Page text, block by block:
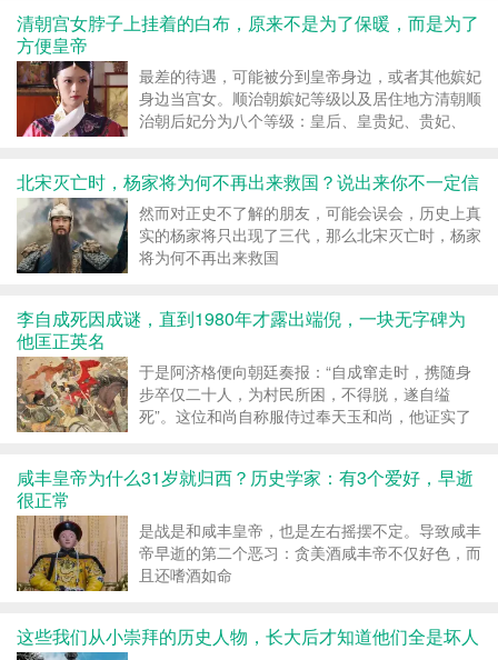
清朝宫女脖子上挂着的白布，原来不是为了保暖，而是为了
方便皇帝
最差的待遇，可能被分到皇帝身边，或者其他嫔妃
身边当宫女。顺治朝嫔妃等级以及居住地方清朝顺
治朝后妃分为八个等级：皇后、皇贵妃、贵妃、
北宋灭亡时，杨家将为何不再出来救国？说出来你不一定信
然而对正史不了解的朋友，可能会误会，历史上真
实的杨家将只出现了三代，那么北宋灭亡时，杨家
将为何不再出来救国
李自成死因成谜，直到1980年才露出端倪，一块无字碑为
他匡正英名
于是阿济格便向朝廷奏报：“自成窜走时，携随身
步卒仅二十人，为村民所困，不得脱，遂自缢
死”。这位和尚自称服侍过奉天玉和尚，他证实了
咸丰皇帝为什么31岁就归西？历史学家：有3个爱好，早逝
很正常
是战是和咸丰皇帝，也是左右摇摆不定。导致咸丰
帝早逝的第二个恶习：贪美酒咸丰帝不仅好色，而
且还嗜酒如命
这些我们从小崇拜的历史人物，长大后才知道他们全是坏人